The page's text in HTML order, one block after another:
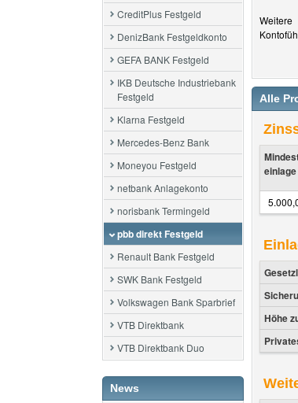
CreditPlus Festgeld
DenizBank Festgeldkonto
GEFA BANK Festgeld
IKB Deutsche Industriebank
Festgeld
Klarna Festgeld
Mercedes-Benz Bank
Moneyou Festgeld
netbank Anlagekonto
norisbank Termingeld
pbb direkt Festgeld
Renault Bank Festgeld
SWK Bank Festgeld
Volkswagen Bank Sparbrief
VTB Direktbank
VTB Direktbank Duo
News
Alle
einlage
Höhe